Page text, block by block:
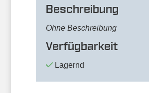
Beschreibung
Ohne Beschreibung
Verfügbarkeit
Lagernd